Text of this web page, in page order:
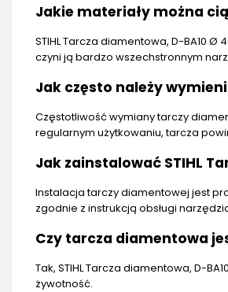
Jakie materiały można
STIHL Tarcza diamentowa, D-BA10
czyni ją bardzo wszechstronnym
Jak często należy
Częstotliwość wymiany tarczy
regularnym użytkowaniu, tarcza
Jak zainstalować STIHL
Instalacja tarczy diamentowej jest
zgodnie z instrukcją obsługi
Czy tarcza diamentowa
Tak, STIHL Tarcza diamentowa, D-
żywotność.